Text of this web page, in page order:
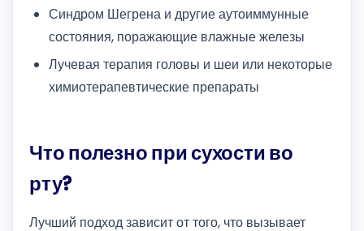
Синдром Шегрена и другие аутоиммунные
состояния, поражающие влажные железы
Лучевая терапия головы и шеи или некоторые
химиотерапевтические препараты
Что полезно при сухости во
рту?
Лучший подход зависит от того, что вызывает